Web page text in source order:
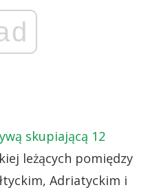
skupiającą 12
leżących pomiędzy
Adriatyckim i